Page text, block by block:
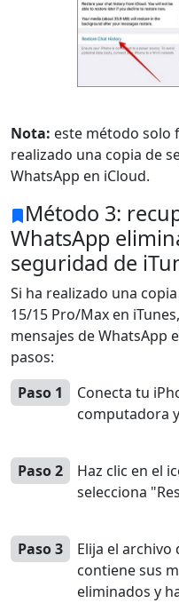
Nota: este método solo
realizado una copia de
WhatsApp en iCloud.
Método 3:
WhatsApp
seguridad de
Si ha realizado una
15/15 Pro/Max en
mensajes de WhatsApp
pasos:
Paso 1
Conecta tu
computadora
Paso 2
Haz clic en el
selecciona
Paso 3
Elija el
contiene sus
eliminados y
Deutsche
Norsk
Dansk
русский
Română